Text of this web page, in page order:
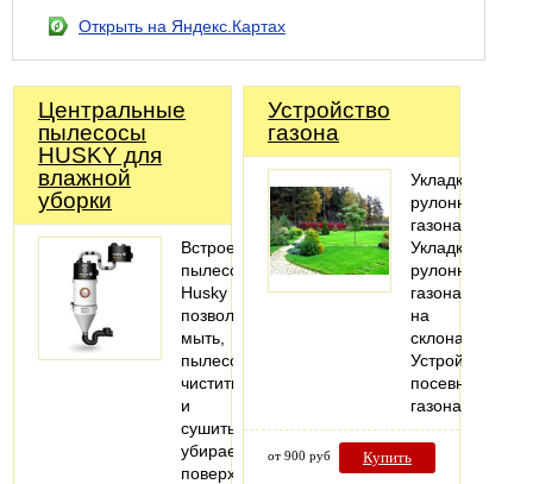
Открыть на Яндекс.Картах
Центральные
пылесосы
HUSKY для
влажной
уборки
Встроенные
пылесосы
Husky
позволяют
мыть,
пылесосить,
чистить
и
сушить
убираемые
поверхности.
Устройство
газона
Укладка
рулонного
газона
Укладка
рулонного
газона
на
склонах
Устройство
посевного
газона
от 900 руб Купить